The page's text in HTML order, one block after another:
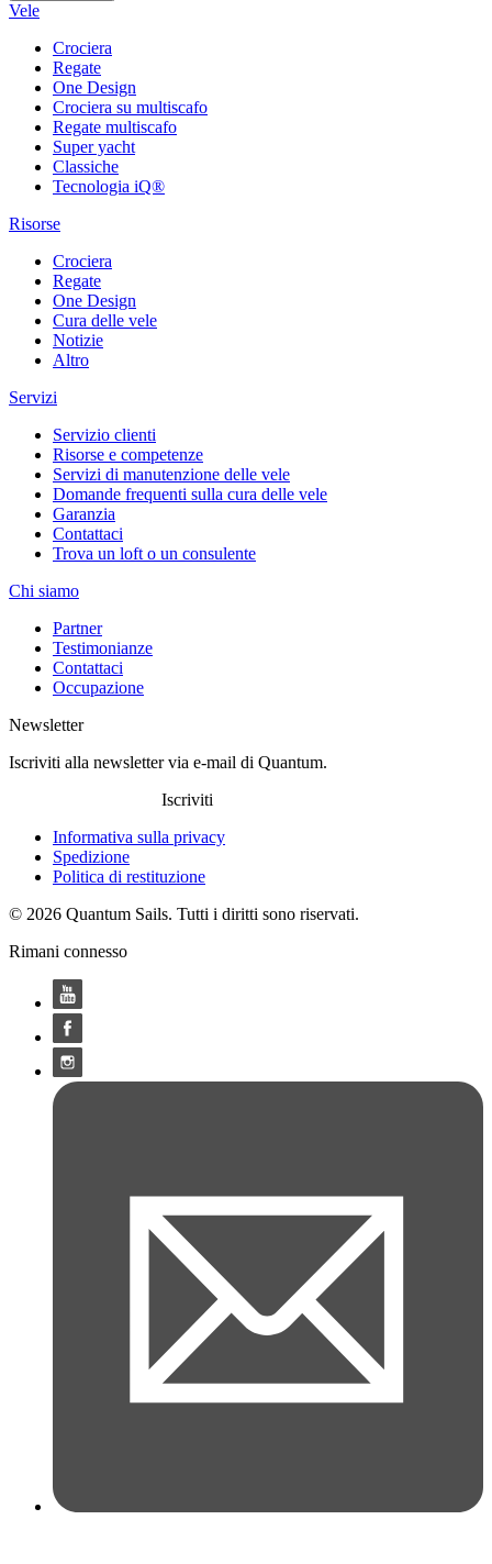
Vele
Crociera
Regate
One Design
Crociera su multiscafo
Regate multiscafo
Super yacht
Classiche
Tecnologia iQ®
Risorse
Crociera
Regate
One Design
Cura delle vele
Notizie
Altro
Servizi
Servizio clienti
Risorse e competenze
Servizi di manutenzione delle vele
Domande frequenti sulla cura delle vele
Garanzia
Contattaci
Trova un loft o un consulente
Chi siamo
Partner
Testimonianze
Contattaci
Occupazione
Newsletter
Iscriviti alla newsletter via e-mail di Quantum.
Iscriviti
Informativa sulla privacy
Spedizione
Politica di restituzione
© 2026 Quantum Sails. Tutti i diritti sono riservati.
Rimani connesso